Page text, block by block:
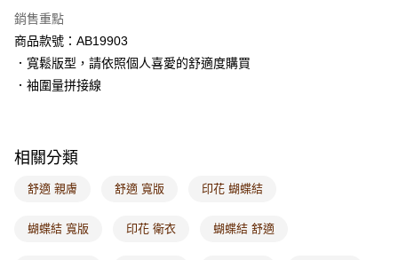
每筆NT$60，滿NT$1,000(含以上)免運費
付款後7-11取貨
每筆NT$60，滿NT$1,000(含以上)免運費
付款後門市自取
每筆NT$60，滿NT$1,000(含以上)免運費
銷售重點
商品款號：AB19903
．寬鬆版型，請依照個人喜愛的舒適度購買
．袖圍量拼接線
相關分類
舒適 親膚 舒適 寬版 印花 蝴蝶結
蝴蝶結 寬版 印花 衛衣 蝴蝶結 舒適